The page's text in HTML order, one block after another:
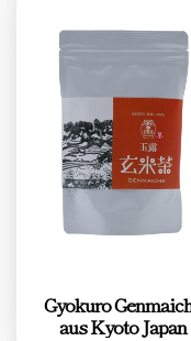
Gyokuro
aus Kyoto Japan